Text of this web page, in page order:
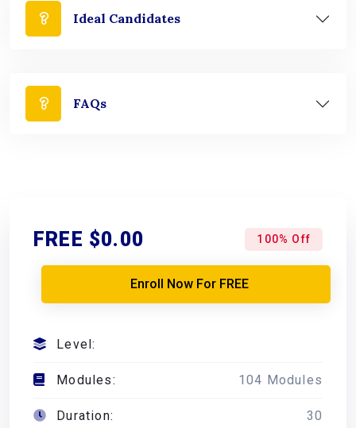
Ideal Candidates
FAQs
FREE $0.00 100% Off
Enroll Now For FREE
Level:
Modules: 104 Modules
Duration: 30